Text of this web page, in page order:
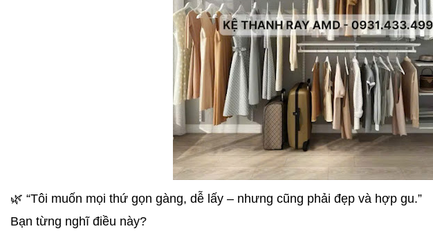
🌿 “Tôi muốn mọi thứ gọn gàng, dễ lấy – nhưng cũng phải đẹp và hợp gu.”
Bạn từng nghĩ điều này?